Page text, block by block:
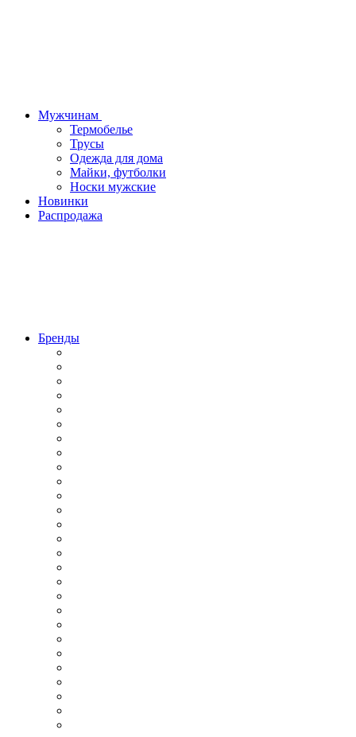
Мужчинам
Термобелье
Трусы
Одежда для дома
Майки, футболки
Носки мужские
Новинки
Распродажа
Бренды